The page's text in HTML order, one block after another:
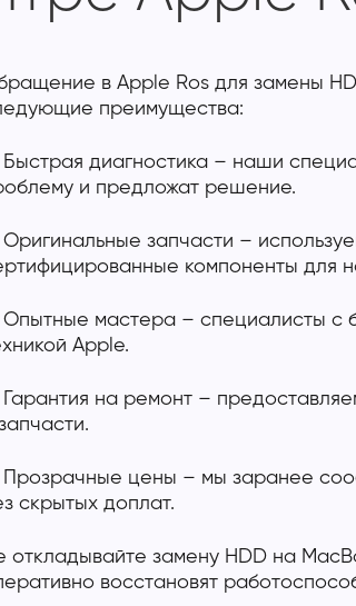
в Apple Ros для замены
преимущества:
диагностика – наши
и предложат решение.
запчасти –
компоненты для
мастера – специалисты с
Apple.
на ремонт –
цены – мы заранее
скрытых доплат.
откладывайте замену HDD на
восстановят